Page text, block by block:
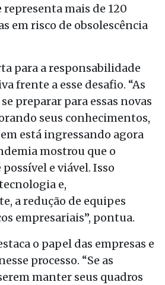
mais de 120
em risco de obsolescência
para a responsabilidade
frente a esse desafio. “As
preparar para essas novas
seus conhecimentos,
está ingressando agora
mostrou que o
e viável. Isso
e,
a redução de equipes
empresariais”, pontua.
o papel das empresas e
processo. “Se as
manter seus quadros